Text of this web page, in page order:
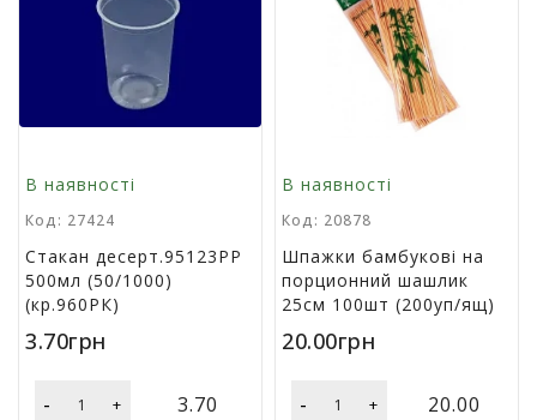
В наявності
Код: 27424
Стакан десерт.95123РР
500мл (50/1000)
(кр.960РК)
3.70грн
- + 3.70
В наявності
Код: 20878
Шпажки бамбукові на
порционний шашлик
25см 100шт (200уп/ящ)
20.00грн
- + 20.00